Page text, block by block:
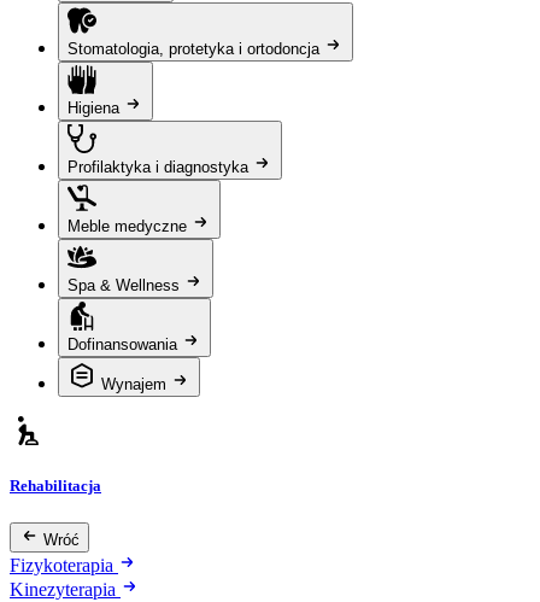
Stomatologia, protetyka i ortodoncja
Higiena
Profilaktyka i diagnostyka
Meble medyczne
Spa & Wellness
Dofinansowania
Wynajem
Rehabilitacja
Wróć
Fizykoterapia
Kinezyterapia